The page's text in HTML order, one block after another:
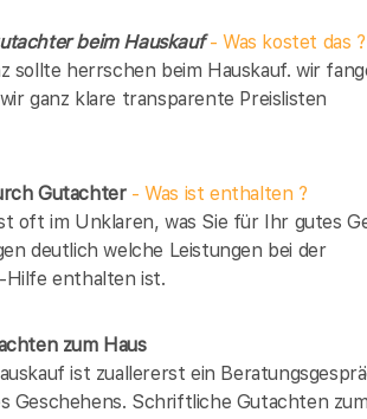
beim Hauskauf- Was kostet das ?
sollte herrschen beim Hauskauf. wir
ganz klare transparente Preislisten
Gutachter- Was ist enthalten ?
oft im Unklaren, was Sie für Ihr gutes
deutlich welche Leistungen bei der
Hilfe enthalten ist.
zum Haus
ist zuallererst ein
Geschehens. Schriftliche Gutachten